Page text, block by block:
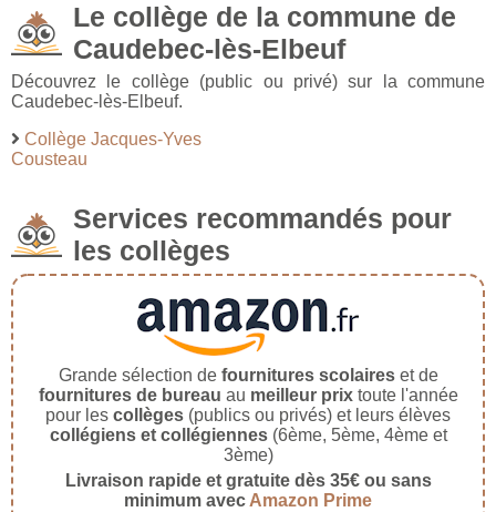
Le collège de la commune de
Caudebec-lès-Elbeuf
Découvrez le collège (public ou privé) sur la commune
Caudebec-lès-Elbeuf.
Collège Jacques-Yves
Cousteau
Services recommandés pour
les collèges
Grande sélection de fournitures scolaireset de
fournitures de bureau au meilleur prixtoute l'année
pour les collèges (publics ou privés) et leurs élèves
collégiens et collégiennes(6ème, 5ème, 4ème et
3ème)
Livraison rapide et gratuite dès 35€ ou sans
minimum avec Amazon Prime